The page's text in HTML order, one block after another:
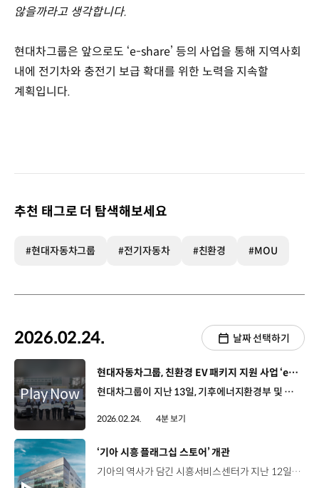
않을까라고 생각합니다.
현대차그룹은 앞으로도 ‘e-share’ 등의 사업을 통해 지역사회
내에 전기차와 충전기 보급 확대를 위한 노력을 지속할
계획입니다.
추천 태그로 더 탐색해보세요
#현대자동차그룹 #전기자동차 #친환경 #MOU
2026.02.24. 날짜 선택하기
[동영상]
현대자동차그룹, 친환경 EV 패키지 지원 사업 ‘e–share’ 업무협약식
현대차그룹이 지난 13일, 기후에너지환경부 및 사회복지기관들과 친환경 EV 패키지 지원사업 ‘e-share’의 연장 운영을 위한 업무협약을 체결했습니다. ‘e-share’는 지역사회 내 전기차 저변 확대와 환경·사회적 가치 창출을 위해 2022년 시범 사업을 시작으로 2023년부터 본격화됐는데요. 지난해까지 매년 40개소의 사회복지기관을 선정해 친환경 전기차 패키지를 지원했습니다. 사업 지원 대상 기관인 구립신내노인종합복지관에서 열린 이번 업무협약식에는 현대차·기아 성 김 사장과 기후에너지환경부 김성환 장관, 사회복지공동모금회 황인식 사무총장, 월드비전 조명환 회장 등 주요 관계자들이 참석했습니다. 성 김 사장 / 현대차·기아 전략기획담당‘e-share’는 기업, 정부 그리고 사회복지기관이 함께 지난 4년 동안 160개 기관에 전기차와 충전기를 지원하며 이동 편의를 높이고 친환경 기반을 확대해 왔습니다. 앞으로도 전국 사회복지기관에 전기차를 계속 지원하며 지속 가능한 미래를 만들기 위해 최선을 다하겠습니다. 김성환 장관 / 기후에너지환경부 지구가 요즘 아픕니다. 그런 면에서 오늘 친환경 EV 패키지 지원사업은 그 취지에 가장 잘 맞는 일 같습니다. 따뜻한 마음이 더 넓게 펴져서 우리 인류도 더 행복해지고 우리가 살고 있는 이 기적 같은 현상이 계속되기를 바랍니다. ‘e-share’ 사업 과정에서 현대차그룹은 전기차 지원과 운영 예산 기부를 맡고 기후에너지환경부는 공용 충전기 설치 및 관리를 사회복지기관들은 프로그램 운영 전반을 담당하며 민관이 협력해 왔습니다. 이번 협약을 통해 현대차그룹은 ‘e-share’사업을 오는 2028년까지 3년간 연장 운영하고 지원 대상을 전국 사회복지기관 120개소로 확대해 전기차 120대와 공용 충전기 240기를 지원할 예정인데요. 특히, 올해부터는 기아의 전동화 모빌리티 ‘PV5 WAV’를 신규 지원해 교통약자들의 이동 편의성 증진에도 기여할 것으로 기대됩니다. 임정길 팀장 / 구립신내노인종합복지관지원받은 아이오닉 5 차량은 일단 지역 내 취약 계층 어르신들 돌봄을 위해서 가정 방문을 위해 사용할 예정이고요. 특히 거동이 불편한 어르신들에게는 송영 서비스를 통해서 좀 더 안전하고 편안하게 서비스를 제공할 예정입니다. 송하늘 팀장 / 캠프일 도토리 하우스저희 (시설이) 시골에 있거든요. 면 단위로 나가야 전기차 충전기가 설치가 되어 있어요. 전기차들이 저희 기관에 와서 충전기를 사용하지 않을까 싶고 자연스럽게 오다 보면 지역 안에서 장애인과 비장애인이 함께 어울릴 수 있는 기회가 되지 않을까라고 생각합니다. 현대차그룹은 앞으로도 ‘e-share’ 등의 사업을 통해 지역사회 내에 전기차와 충전기 보급 확대를 위한 노력을 지속할 계획입니다.
2026.02.24. 4분 보기
[동영상]
‘기아 시흥 플래그십 스토어’ 개관
기아의 역사가 담긴 시흥서비스센터가 지난 12일 ‘기아 시흥 플래그십 스토어’로 새롭게 태어났습니다. ‘기아 시흥 플래그십 스토어’는 지상 5층, 지하 2층으로 구성된 약 2만 1,500㎡ 규모의 공간으로 차량 관람부터 시승, 구매, 정비 서비스, 브랜드 경험 등을 한자리에서 체험할 수 있는 원스톱 복합 체험 거점인데요. 정원정 부사장 / 기아 국내사업본부장오늘 이 자리는 기아가 지향하는 미래 모빌리티 비전이 현장에 구현되는 매우 뜻깊은 장소입니다. 기아는 이 지역에서 친환경 모빌리티 확산과 고객 중심 서비스 고도화를 통해 지역과 함께 성장하는 기업의 역할을 충실히 수행하겠습니다. 윤찬영 지회장 / 기아 오토컨설턴트 노동조합판매지회저희 기아는 국민과 함께하고 지역사회에 기여하고 이것이 선순환 구조를 통해서 고객들께서 다시 기아를 찾아주신다라는 확고한 믿음을 가지고 있습니다. 천용현 지회장 / 기아 노동조합정비지회시흥 서비스센터가 전국 직영 거점 확대와 서비스 경쟁력 강화로 이어지기를 기대합니다. 해당 부지는 1957년, 기아의 세 번째 생산시설로 준공됐다가 1977년부터는 서비스센터로 활용됐으며, 기아의 역사와 함께한 곳입니다. 이동열 상무 / 기아 남부지역본부장‘시흥 플래그십 스토어’는 23년 11월 착공하여 약 2년간의 공사 기간을 거치며 이제 차량 탐색과 체험에서 구매, 정비까지 방문객께서 기아 모빌리티에 대한 모든 것을 체험할 수 있는 공간으로 다양한 전시 공간과 체험 콘텐츠가 준비되어 있습니다. 앞으로 ‘기아 시흥 플래그십 스토어’는 ‘3D 컨피규레이터’, ‘멀티 콘텐츠 보드’ 등 다양한 모빌리티 설루션과 체험형 브랜드 콘텐츠를 마련하고 ‘컬러 컬렉션(Color Collection)’을 통해 고객이 기아 차량의 외장 컬러와 내장재를 직접 확인할 수 있도록 했습니다. 또한, 전시 구역 콘셉트에 맞는 다양한 타입의 상담 공간을 준비해 고객이 선호하는 환경에서 구매 상담을 받을 수 있도록 하고 신차 출고 고객을 위한 차량 인도 공간 ‘기아 픽업 라운지’와 EV 전용 첨단 정비 인프라 등도 갖췄습니다. 길수용 매니저 / 기아 국내채널기획팀‘시흥 플래그십 스토어’는 강서, 인천, 부천, 광주, 원주에 이어서 여섯 번째로 선보이는 기아의 복합 체험 거점으로 1층 전시장에서는 일반 차종, EV, PBV 차종 등 총 8개의 차종을 직접 체험하실 수 있으며 카페가 입점하여 있어서 고객들이 이 차량을 관람하시면서 휴식도 취하실 수 있는 그런 공간으로 구성되어 있습니다. 기아는 앞으로도 미래 지향적인 고객 경험을 담은 공간과 체험 콘텐츠를 추가 개발해 고객과의 접점을 더욱 다양화할 계획입니다.